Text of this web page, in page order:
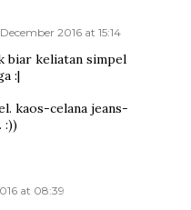
2016 at 15:14
biar keliatan simpel
:|
kaos-celana jeans-
:))
at 08:39